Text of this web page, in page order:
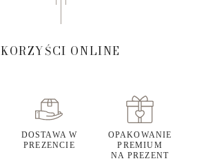
KORZYŚCI ONLINE
DOSTAWA W
PREZENCIE
OPAKOWANIE
PREMIUM
NA PREZENT